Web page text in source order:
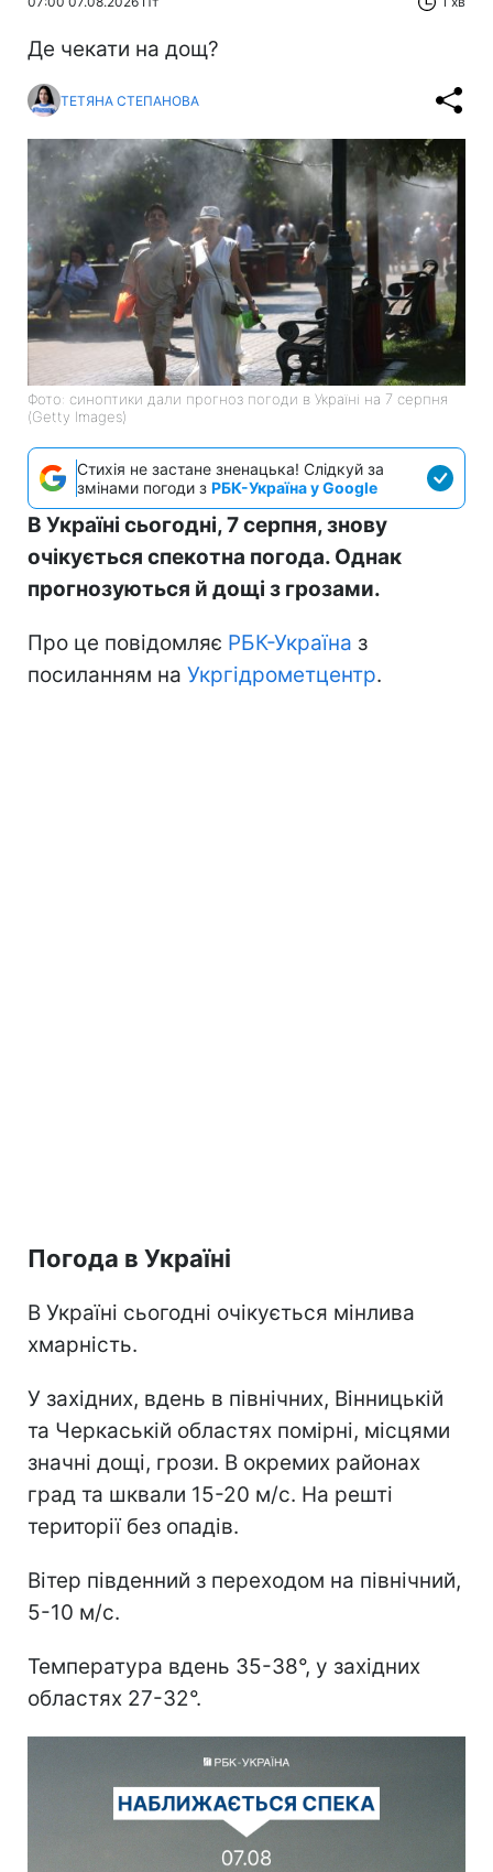
Де чекати на дощ?
ТЕТЯНА СТЕПАНОВА
Фото: синоптики дали прогноз погоди в Україні на 7 серпня
(Getty Images)
Стихія не застане зненацька! Слідкуй за
змінами погоди з РБК-Україна у Google
В Україні сьогодні, 7 серпня, знову
очікується спекотна погода. Однак
прогнозуються й дощі з грозами.
Про це повідомляє РБК-Україна з
посиланням на Укргідрометцентр.
Погода в Україні
В Україні сьогодні очікується мінлива
хмарність.
У західних, вдень в північних, Вінницькій
та Черкаській областях помірні, місцями
значні дощі, грози. В окремих районах
град та шквали 15-20 м/с. На решті
території без опадів.
Вітер південний з переходом на північний,
5-10 м/с.
Температура вдень 35-38°, у західних
областях 27-32°.